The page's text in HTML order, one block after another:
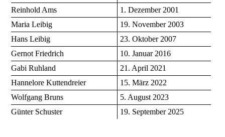
Reinhold Ams
1. Dezember 2001
Maria Leibig
19. November 2003
Hans Leibig
23. Oktober 2007
Gernot Friedrich
10. Januar 2016
Gabi Ruhland
21. April 2021
Hannelore Kuttendreier
15. März 2022
Wolfgang Bruns
5. August 2023
Günter Schuster
19. September 2025